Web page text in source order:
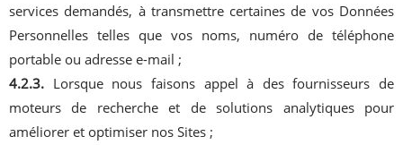
services demandés, à transmettre certaines de vos Données
Personnelles telles que vos noms, numéro de téléphone
portable ou adresse e-mail ;
4.2.3. Lorsque nous faisons appel à des fournisseurs de
moteurs de recherche et de solutions analytiques pour
améliorer et optimiser nos Sites ;